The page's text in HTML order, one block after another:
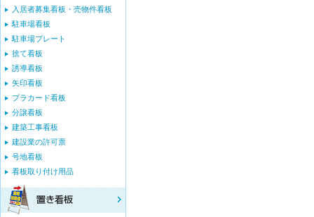
入居者募集看板・売物件看板
駐車場看板
駐車場プレート
捨て看板
誘導看板
矢印看板
プラカード看板
分譲看板
建築工事看板
建設業の許可票
号地看板
看板取り付け用品